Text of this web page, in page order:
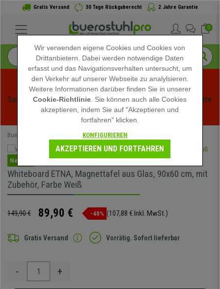
Gratis Versand 30 Tage Rückgaberecht 2 Jahre Garantie
0
Sommerschlussverauf bei buerstuhlpro! Exklusive Rabatte
für kurze Zeit - Aktion ansehen -
Buerostuhlpro Whiteboards
Neuheit
Whiteboard ETNA, Magnettafel aus Glas, 90x60 cm, mit
Zubehör, Farbe Weiß
149,90 € 89,90 € -40% (107,88 € Inkl. MwSt.)
Gratis Versand Vorrätig. Sofort lieferbar
- +
Wir verwenden eigene Cookies und Cookies von
Drittanbietern. Dabei werden notwendige Daten
erfasst und das Navigationsverhalten untersucht, um
den Verkehr auf unserer Webseite zu analylsieren.
Weitere Informationen darüber finden Sie in unserer
Cookie-Richtlinie . Sie können auch alle Cookies
akzeptieren, indem Sie auf "Akzeptieren und
fortfahren" klicken.
KONFIGURIEREN
AKZEPTIEREN UND FORTFAHREN